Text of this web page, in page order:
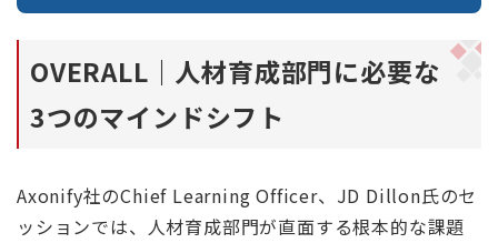
OVERALL｜人材育成部門に必要な
3つのマインドシフト
Axonify社のChief Learning Officer、JD Dillon氏のセ
ッションでは、人材育成部門が直面する根本的な課題